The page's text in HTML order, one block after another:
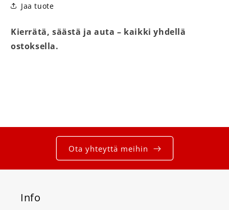
Jaa tuote
Kierrätä, säästä ja auta – kaikki yhdellä
ostoksella.
Ota yhteyttä meihin
Info